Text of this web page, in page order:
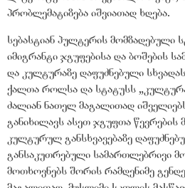
პრობლემატიზება იშვიათად ხდება.
სებასტიან პულტერის მომზადებული
იმიგრანტი ჯგუფებისა და ბოშების
და კულტურაზე დაფუძნებული
ქალთა როლსა და სტატუსს
ძალიან ნათელ მაგალითად
განიხილავს ასეთ ჯგუფთა წევრების
კულტურულ განსხვავებაზე
განსაკუთრებული სამართლებრივი
მოთხოვნებს შორის რამდენიმე